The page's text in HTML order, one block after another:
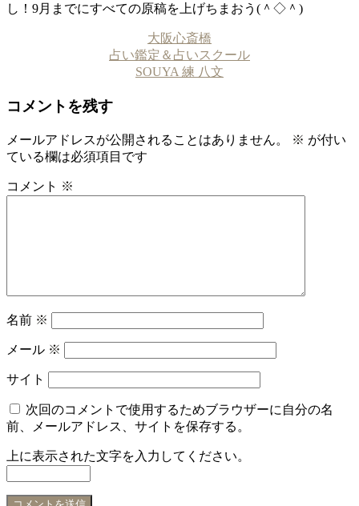
し！9月までにすべての原稿を上げちまおう(＾◇＾)
大阪心斎橋
占い鑑定＆占いスクール
SOUYA 練 八文
コメントを残す
メールアドレスが公開されることはありません。 ※ が付い
ている欄は必須項目です
コメント ※
名前 ※
メール ※
サイト
次回のコメントで使用するためブラウザーに自分の名
前、メールアドレス、サイトを保存する。
上に表示された文字を入力してください。